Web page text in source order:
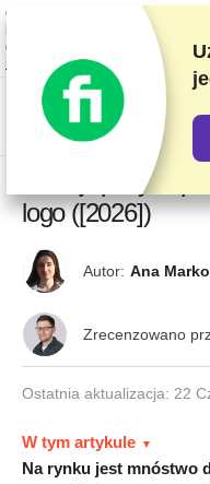
Oceniamy dostawców w
bierzemy pod uwagę opinie
dostawcami. Ta strona zawiera
reklam
13 najlepszych
logo ([2026])
Autor: Ana
Zrecenzowano
Ostatnia aktualizacja: 22
W tym artykule
Na rynku jest mnóstwo